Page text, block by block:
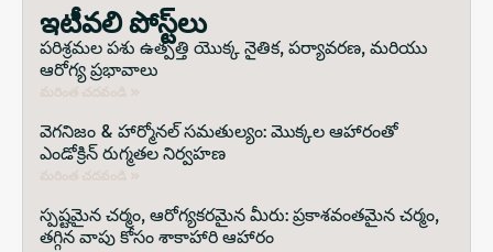
ఇటీవలి పోస్ట్‌లు
పరిశ్రమల పశు ఉత్పత్తి యొక్క నైతిక, పర్యావరణ, మరియు
ఆరోగ్య ప్రభావాలు
వెగనిజం & హార్మోనల్ సమతుల్యం: మొక్కల ఆహారంతో
ఎండోక్రిన్ రుగ్మతల నిర్వహణ
స్పష్టమైన చర్మం, ఆరోగ్యకరమైన మీరు: ప్రకాశవంతమైన చర్మం,
తగ్గిన వాపు కోసం శాకాహారి ఆహారం